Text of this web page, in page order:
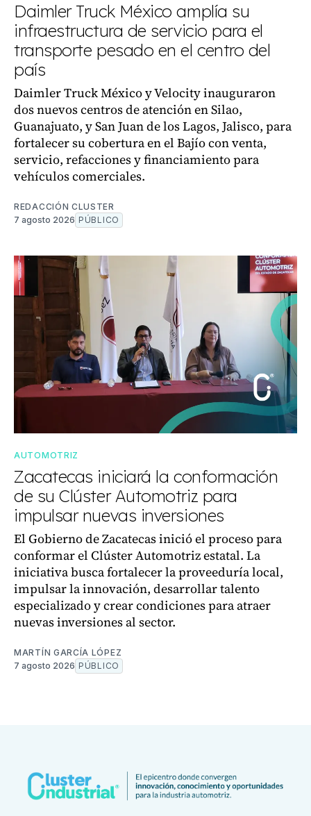
Daimler Truck México amplía su
infraestructura de servicio para el
transporte pesado en el centro del
país
Daimler Truck México y Velocity inauguraron
dos nuevos centros de atención en Silao,
Guanajuato, y San Juan de los Lagos, Jalisco, para
fortalecer su cobertura en el Bajío con venta,
servicio, refacciones y financiamiento para
vehículos comerciales.
REDACCIÓN CLUSTER
7 agosto 2026 PÚBLICO
AUTOMOTRIZ
Zacatecas iniciará la conformación
de su Clúster Automotriz para
impulsar nuevas inversiones
El Gobierno de Zacatecas inició el proceso para
conformar el Clúster Automotriz estatal. La
iniciativa busca fortalecer la proveeduría local,
impulsar la innovación, desarrollar talento
especializado y crear condiciones para atraer
nuevas inversiones al sector.
MARTÍN GARCÍA LÓPEZ
7 agosto 2026 PÚBLICO